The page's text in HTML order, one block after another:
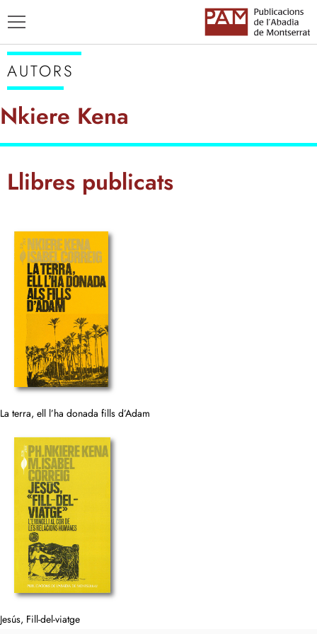
AUTORS
ENSENYAMENT CATALÀ
AUTORS
Nkiere Kena
Llibres publicats
La terra, ell l’ha donada fills d’Adam
Jesús, Fill-del-viatge